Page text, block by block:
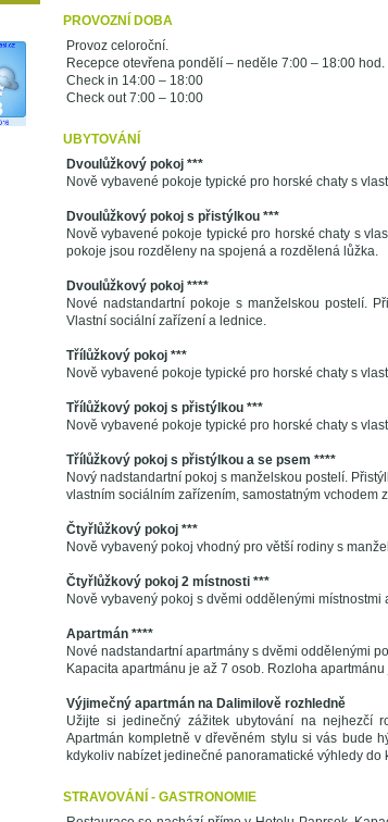
PROVOZNÍ DOBA
Provoz celoroční.
Recepce otevřena pondělí – neděle 7:00 – 18:00 hod.
Check in 14:00 – 18:00
Check out 7:00 – 10:00
UBYTOVÁNÍ
Dvoulůžkový pokoj ***
Nově vybavené pokoje typické pro horské chaty s
Dvoulůžkový pokoj s přistýlkou ***
Nově vybavené pokoje typické pro horské chaty s
pokoje jsou rozděleny na spojená a rozdělená lůžka.
Dvoulůžkový pokoj ****
Nové nadstandartní pokoje s manželskou postelí.
Vlastní sociální zařízení a lednice.
Třílůžkový pokoj ***
Nově vybavené pokoje typické pro horské chaty s
Třílůžkový pokoj s přistýlkou ***
Nově vybavené pokoje typické pro horské chaty s
Třílůžkový pokoj s přistýlkou a se psem ****
Nový nadstandartní pokoj s manželskou postelí.
vlastním sociálním zařízením, samostatným vchodem
Čtyřlůžkový pokoj ***
Nově vybavený pokoj vhodný pro větší rodiny s
Čtyřlůžkový pokoj 2 místnosti ***
Nově vybavený pokoj s dvěmi oddělenými
Apartmán ****
Nové nadstandartní apartmány s dvěmi oddělenými
Kapacita apartmánu je až 7 osob. Rozloha apartmánu
Výjimečný apartmán na Dalimilově rozhledně
Užijte si jedinečný zážitek ubytování na nejhezčí
Apartmán kompletně v dřevěném stylu si vás bude
kdykoliv nabízet jedinečné panoramatické výhledy
STRAVOVÁNÍ - GASTRONOMIE